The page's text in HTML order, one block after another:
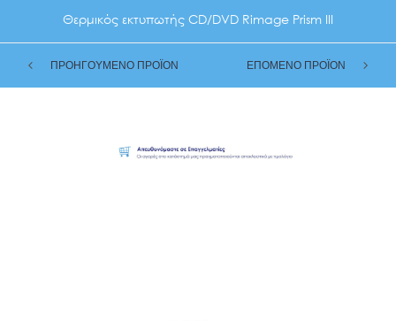
Θερμικός εκτυπωτής CD/DVD Rimage Prism III
ΠΡΟΗΓΟΥΜΕΝΟ ΠΡΟΪΟΝ ΕΠΟΜΕΝΟ ΠΡΟΪΟΝ